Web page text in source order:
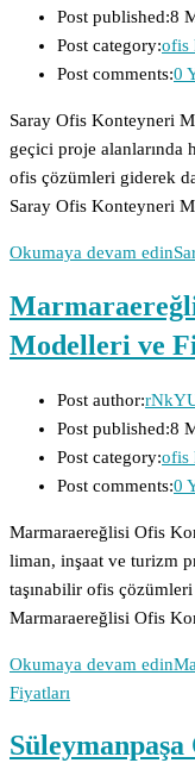
Post published:8
Post category:ofis
Post comments:0
Saray Ofis Konteyneri
geçici proje alanlarında
ofis çözümleri giderek
Saray Ofis Konteyneri
Okumaya devam edin
Modelleri ve
Post author:
Post published:8
Post category:ofis
Post comments:0
Marmaraereğlisi Ofis
liman, inşaat ve turizm
taşınabilir ofis
Marmaraereğlisi Ofis
Okumaya devam edin
Fiyatları